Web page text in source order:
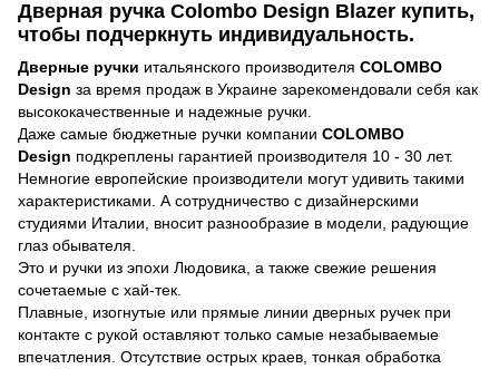
Дверная ручка Colombo Design Blazer купить,
чтобы подчеркнуть индивидуальность.
Дверные ручки итальянского производителя COLOMBO
Design за время продаж в Украине зарекомендовали себя как
высококачественные и надежные ручки.
Даже самые бюджетные ручки компании COLOMBO
Design подкреплены гарантией производителя 10 - 30 лет.
Немногие европейские производители могут удивить такими
характеристиками. А сотрудничество с дизайнерскими
студиями Италии, вносит разнообразие в модели, радующие
глаз обывателя.
Это и ручки из эпохи Людовика, а также свежие решения
сочетаемые с хай-тек.
Плавные, изогнутые или прямые линии дверных ручек при
контакте с рукой оставляют только самые незабываемые
впечатления. Отсутствие острых краев, тонкая обработка